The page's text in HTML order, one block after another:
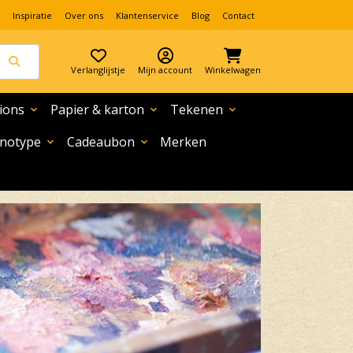
Inspiratie Over ons Klantenservice Blog Contact
Verlanglijstje Mijn account Winkelwagen
expand_more Papier & karton expand_more Tekenen expand_more
expand_more Cadeaubon expand_more
Merken